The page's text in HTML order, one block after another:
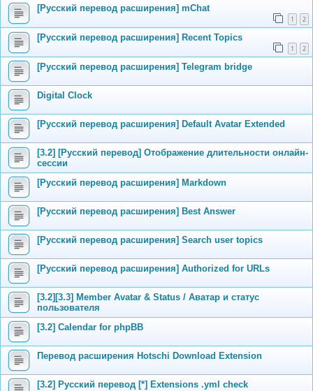
[Русский перевод расширения] mChat
1 2
[Русский перевод расширения] Recent Topics
1 2
[Русский перевод расширения] Telegram bridge
Digital Clock
[Русский перевод расширения] Default Avatar Extended
[3.2] [Русский перевод] Отображение длительности онлайн-
сессии
[Русский перевод расширения] Markdown
[Русский перевод расширения] Best Answer
[Русский перевод расширения] Search user topics
[Русский перевод расширения] Authorized for URLs
[3.2][3.3] Member Avatar & Status / Аватар и статус
пользователя
[3.2] Calendar for phpBB
Перевод расширения Hotschi Download Extension
[3.2] Русский перевод [*] Extensions .yml check